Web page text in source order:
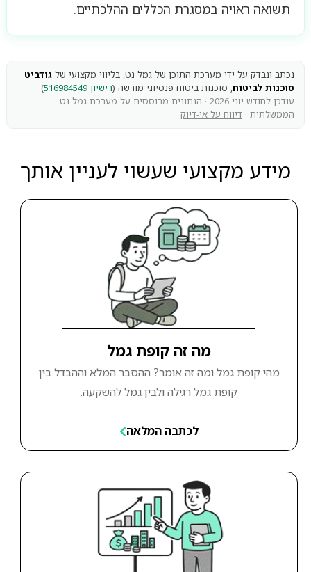
תשואה ראויה במסגרת הכללים ההלכתיים.
נכתב ונבדק על ידי מערכת התוכן של גמל נט, בליווי מקצועי של גודביט
סוכנות לביטוח, סוכנות ביטוח פנסיוני מורשה (רישיון 516984549
)
עודכן לחודש יוני 2026 · הנתונים מבוססים על מערכת גמל-נט
הממשלתית · דיווח על אי-דיוק
מידע מקצועי שעשוי לעניין אותך
מה זה קופת גמל
מהי קופת גמל ומה זה אומר? ההסבר המלא וההבדל בין
קופת גמל רגילה ולבין גמל להשקעה.
לכתבה המלאה